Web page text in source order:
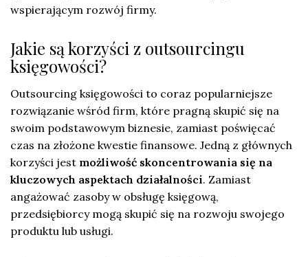
wspierającym rozwój firmy.
Jakie są korzyści z outsourcingu
księgowości?
Outsourcing księgowości to coraz popularniejsze
rozwiązanie wśród firm, które pragną skupić się na
swoim podstawowym biznesie, zamiast poświęcać
czas na złożone kwestie finansowe. Jedną z głównych
korzyści jest możliwość skoncentrowania się na
kluczowych aspektach działalności. Zamiast
angażować zasoby w obsługę księgową,
przedsiębiorcy mogą skupić się na rozwoju swojego
produktu lub usługi.